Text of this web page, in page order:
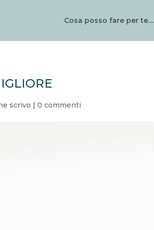
Cosa posso fare per te…
scrivo |0 commenti